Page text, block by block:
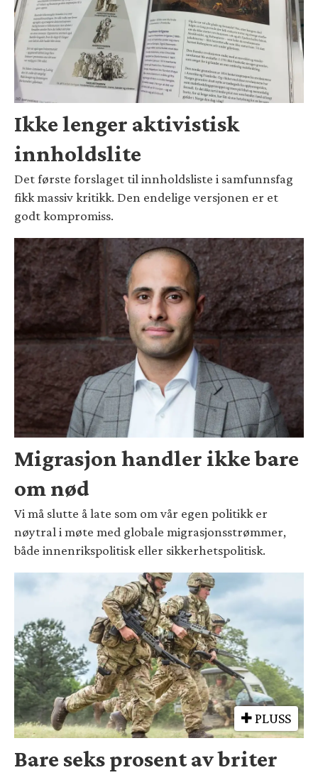
Ikke lenger aktivistisk
innholdslite
Det første forslaget til innholdsliste i samfunnsfag
fikk massiv kritikk. Den endelige versjonen er et
godt kompromiss.
Migrasjon handler ikke bare
om nød
Vi må slutte å late som om vår egen politikk er
nøytral i møte med globale migrasjonsstrømmer,
både innenrikspolitisk eller sikkerhetspolitisk.
PLUSS
Bare seks prosent av briter